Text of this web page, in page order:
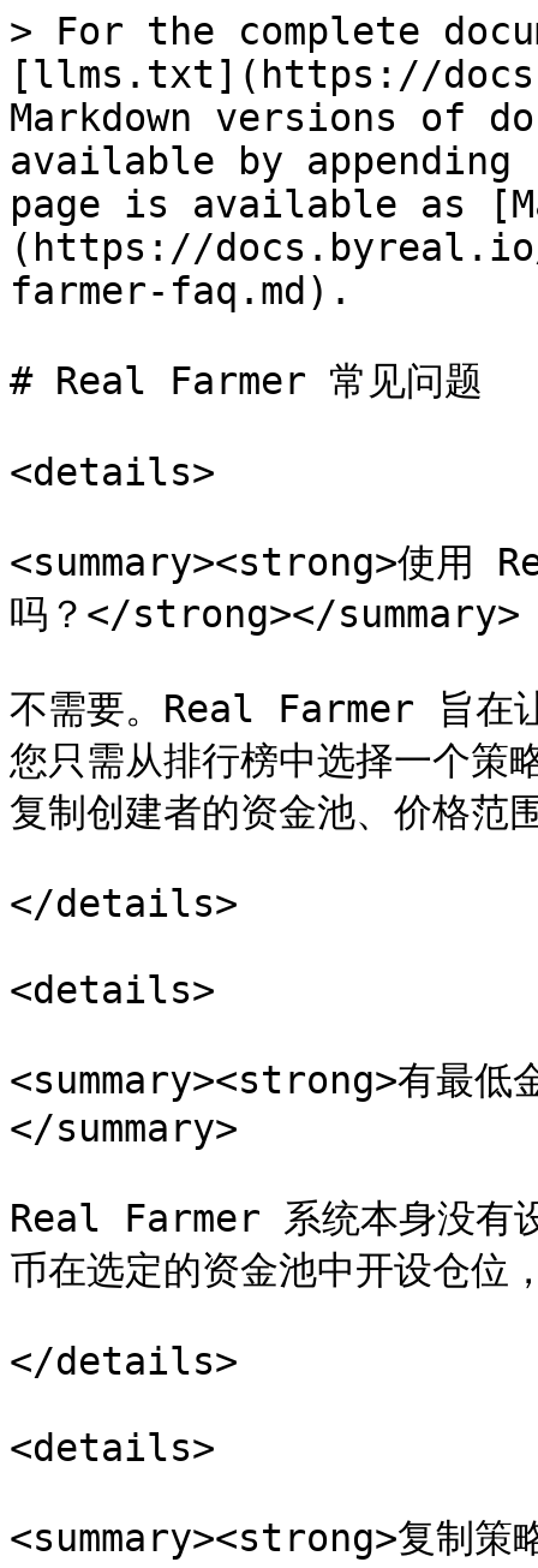
> For the complete
[llms.txt](https://
Markdown versions of
available by
page is available as
(https://
farmer-faq.md).
# Real Farmer 常见问题
<details>
<summary><strong>使用
吗？</strong></summary>
不需要。Real Farmer 旨在
您只需从排行榜中选择一个
复制创建者的资金池、价格范
</details>
<details>
<summary><strong>有最
</summary>
Real Farmer 系统本身没有
币在选定的资金池中开设仓位
</details>
<details>
<summary><strong>复制策